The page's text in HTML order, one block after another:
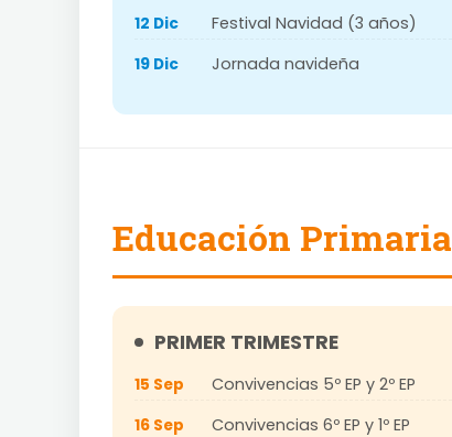
12 Dic Festival Navidad (3 años)
19 Dic Jornada navideña
Educación Primaria
PRIMER TRIMESTRE
15 Sep Convivencias 5º EP y 2º EP
16 Sep Convivencias 6º EP y 1º EP